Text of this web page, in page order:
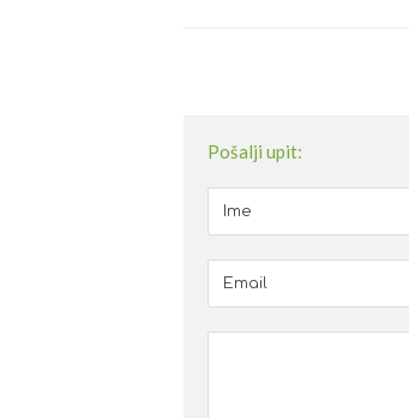
Pošalji upit: